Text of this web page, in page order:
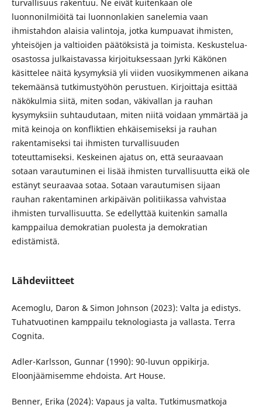
turvallisuus rakentuu. Ne eivät kuitenkaan ole
luonnonilmiöitä tai luonnonlakien sanelemia vaan
ihmistahdon alaisia valintoja, jotka kumpuavat ihmisten,
yhteisöjen ja valtioiden päätöksistä ja toimista. Keskustelua-
osastossa julkaistavassa kirjoituksessaan Jyrki Käkönen
käsittelee näitä kysymyksiä yli viiden vuosikymmenen aikana
tekemäänsä tutkimustyöhön perustuen. Kirjoittaja esittää
näkökulmia siitä, miten sodan, väkivallan ja rauhan
kysymyksiin suhtaudutaan, miten niitä voidaan ymmärtää ja
mitä keinoja on konfliktien ehkäisemiseksi ja rauhan
rakentamiseksi tai ihmisten turvallisuuden
toteuttamiseksi. Keskeinen ajatus on, että seuraavaan
sotaan varautuminen ei lisää ihmisten turvallisuutta eikä ole
estänyt seuraavaa sotaa. Sotaan varautumisen sijaan
rauhan rakentaminen arkipäivän politiikassa vahvistaa
ihmisten turvallisuutta. Se edellyttää kuitenkin samalla
kamppailua demokratian puolesta ja demokratian
edistämistä.
Lähdeviitteet
Acemoglu, Daron & Simon Johnson (2023): Valta ja edistys.
Tuhatvuotinen kamppailu teknologiasta ja vallasta. Terra
Cognita.
Adler-Karlsson, Gunnar (1990): 90-luvun oppikirja.
Eloonjäämisemme ehdoista. Art House.
Benner, Erika (2024): Vapaus ja valta. Tutkimusmatkoja